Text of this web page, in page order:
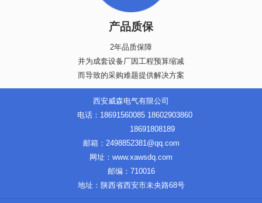
产品质保
2年品质保障
并为成套设备厂因工程预算缩减
而导致的采购难题提供解决方案
西安威森电气有限公司
电话：18691560085 18602903860
18691808189
邮箱：2498852381@qq.com
网址：www.xawsdq.com
邮编：710016
地址：陕西省西安市未央路68号